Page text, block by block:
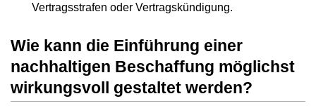
Vertragsstrafen oder Vertragskündigung.
Wie kann die Einführung einer
nachhaltigen Beschaffung möglichst
wirkungsvoll gestaltet werden?